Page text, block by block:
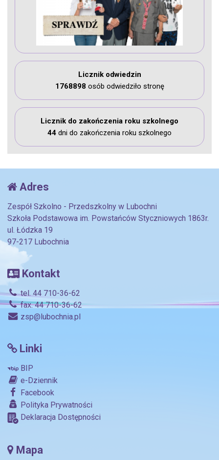
Licznik odwiedzin
1768898 osób odwiedziło stronę
Licznik do zakończenia roku szkolnego
44 dni do zakończenia roku szkolnego
Adres
Zespół Szkolno - Przedszkolny w Lubochni
Szkoła Podstawowa im. Powstańców Styczniowych 1863r.
ul. Łódzka 19
97-217 Lubochnia
Kontakt
tel. 44 710-36-62
fax. 44 710-36-62
zsp@lubochnia.pl
Linki
BIP
e-Dziennik
Facebook
Polityka Prywatności
Deklaracja Dostępności
Mapa